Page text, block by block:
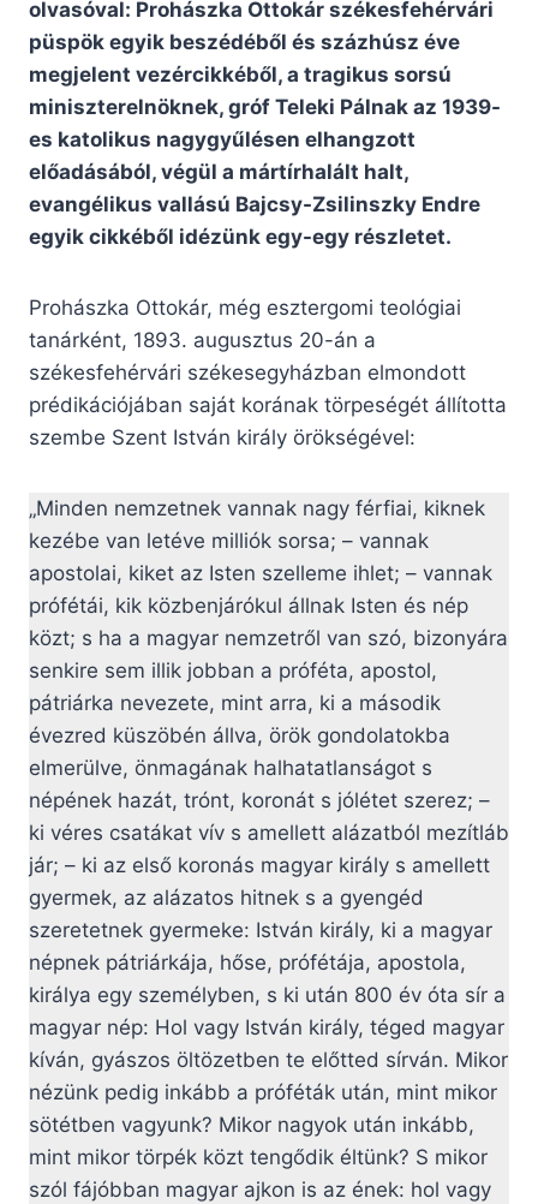
olvasóval: Prohászka Ottokár székesfehérvári
püspök egyik beszédéből és százhúsz éve
megjelent vezércikkéből, a tragikus sorsú
miniszterelnöknek, gróf Teleki Pálnak az 1939-
es katolikus nagygyűlésen elhangzott
előadásából, végül a mártírhalált halt,
evangélikus vallású Bajcsy-Zsilinszky Endre
egyik cikkéből idézünk egy-egy részletet.
Prohászka Ottokár, még esztergomi teológiai
tanárként, 1893. augusztus 20-án a
székesfehérvári székesegyházban elmondott
prédikációjában saját korának törpeségét állította
szembe Szent István király örökségével:
„Minden nemzetnek vannak nagy férfiai, kiknek
kezébe van letéve milliók sorsa; – vannak
apostolai, kiket az Isten szelleme ihlet; – vannak
prófétái, kik közbenjárókul állnak Isten és nép
közt; s ha a magyar nemzetről van szó, bizonyára
senkire sem illik jobban a próféta, apostol,
pátriárka nevezete, mint arra, ki a második
évezred küszöbén állva, örök gondolatokba
elmerülve, önmagának halhatatlanságot s
népének hazát, trónt, koronát s jólétet szerez; –
ki véres csatákat vív s amellett alázatból mezítláb
jár; – ki az első koronás magyar király s amellett
gyermek, az alázatos hitnek s a gyengéd
szeretetnek gyermeke: István király, ki a magyar
népnek pátriárkája, hőse, prófétája, apostola,
királya egy személyben, s ki után 800 év óta sír a
magyar nép: Hol vagy István király, téged magyar
kíván, gyászos öltözetben te előtted sírván. Mikor
nézünk pedig inkább a próféták után, mint mikor
sötétben vagyunk? Mikor nagyok után inkább,
mint mikor törpék közt tengődik éltünk? S mikor
szól fájóbban magyar ajkon is az ének: hol vagy